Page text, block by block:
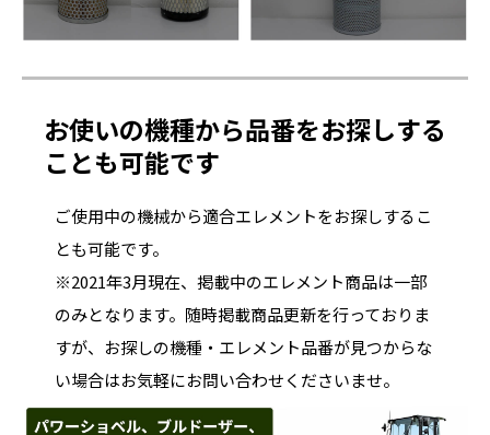
お使いの機種から品番をお探しする
ことも可能です
ご使用中の機械から適合エレメントをお探しするこ
とも可能です。
※2021年3月現在、掲載中のエレメント商品は一部
のみとなります。随時掲載商品更新を行っておりま
すが、お探しの機種・エレメント品番が見つからな
い場合はお気軽にお問い合わせくださいませ。